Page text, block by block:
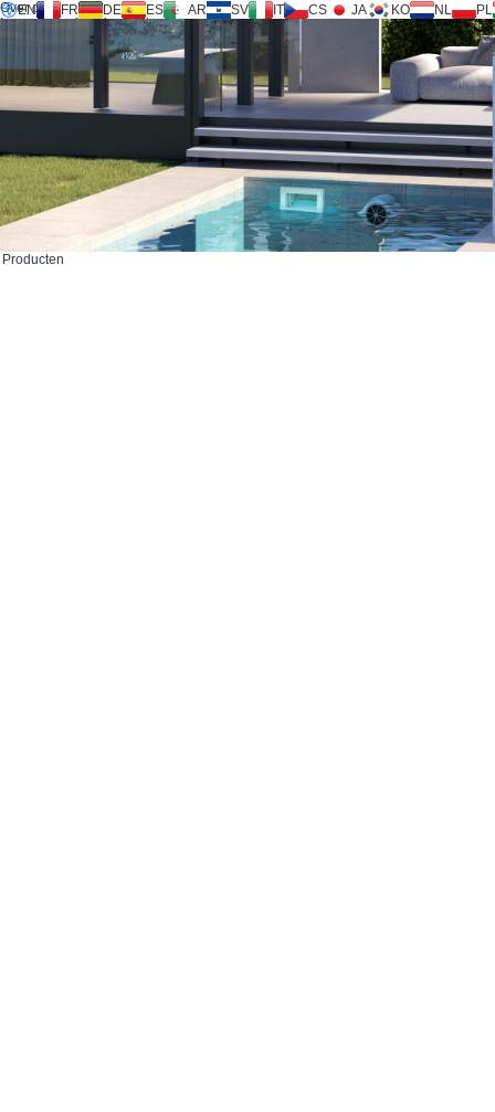
Over ons
Inversilence® technologie
Dienstverzoek
Rekenmachine
Downloaden
EN FR DE ES AR SV IT CS JA KO NL PL
Producten